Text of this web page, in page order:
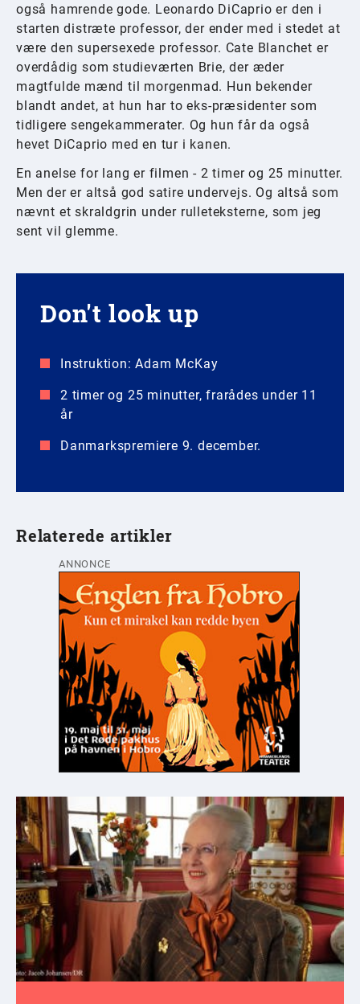
også hamrende gode. Leonardo DiCaprio er den i
starten distræte professor, der ender med i stedet at
være den supersexede professor. Cate Blanchet er
overdådig som studieværten Brie, der æder
magtfulde mænd til morgenmad. Hun bekender
blandt andet, at hun har to eks-præsidenter som
tidligere sengekammerater. Og hun får da også
hevet DiCaprio med en tur i kanen.
En anelse for lang er filmen - 2 timer og 25 minutter.
Men der er altså god satire undervejs. Og altså som
nævnt et skraldgrin under rulleteksterne, som jeg
sent vil glemme.
Don't look up
Instruktion: Adam McKay
2 timer og 25 minutter, frarådes under 11
år
Danmarkspremiere 9. december.
Relaterede artikler
ANNONCE